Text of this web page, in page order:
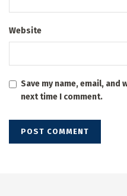
Website
Save my name, email,
next time I comment.